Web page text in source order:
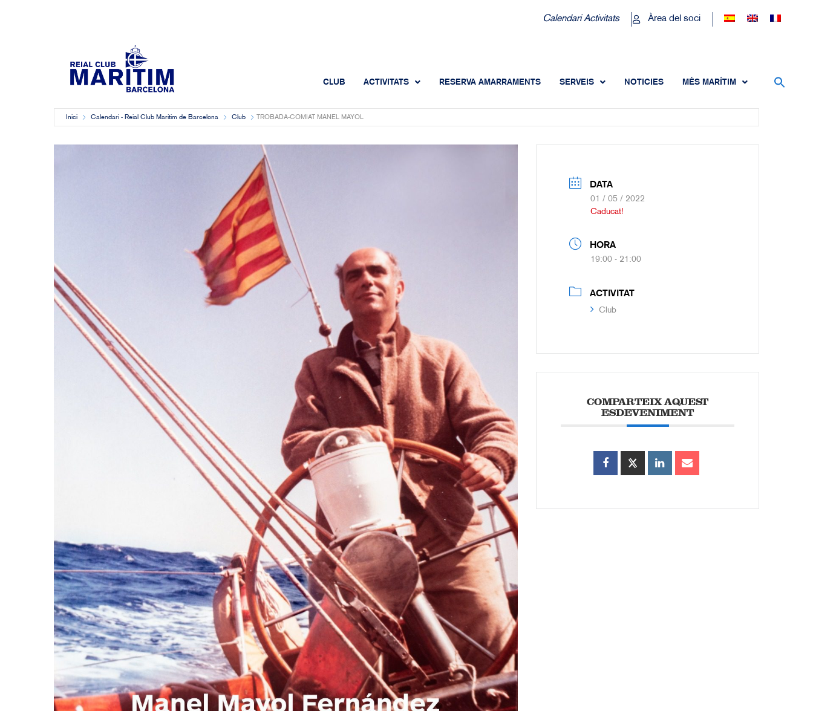
Calendari Activitats Àrea del soci
CLUB ACTIVITATS RESERVA AMARRAMENTS SERVEIS NOTICIES MÉS MARÍTIM
Inici Calendari - Reial Club Marítim de Barcelona Club TROBADA-COMIAT MANEL MAYOL
DATA
01 / 05 / 2022
Caducat!
HORA
19:00 - 21:00
ACTIVITAT
Club
COMPARTEIX AQUEST
ESDEVENIMENT